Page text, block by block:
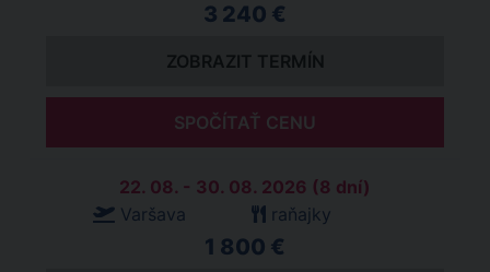
3 240 €
ZOBRAZIT TERMÍN
SPOČÍTAŤ CENU
22. 08. - 30. 08. 2026 (8 dní)
Varšava
raňajky
1 800 €